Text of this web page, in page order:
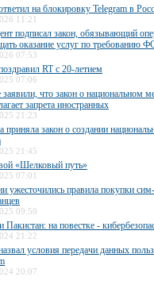
на блокировку Telegram в
11:21
подписал закон, обязывающий
оказание услуг по требованию
07:53
RT с 20-летием
07:06
что закон о национальном
запрета иностранных
21:23
приняла закон о создании
21:45
«Шелковый путь»
07:01
ужесточились правила покупки
09:50
Пакистан: на повестке -
21:22
условия передачи данных
20:07